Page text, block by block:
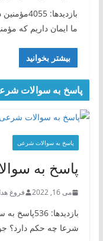
بازدیدها:
ما ایمان داریم که
بیشتر بخوانید
پاسخ به سوالات
پاسخ به سوالات شرعی
پاسخ به
می 16, 2022 فروغ
بازدیدها:
شرعا چه حکم دارد؟